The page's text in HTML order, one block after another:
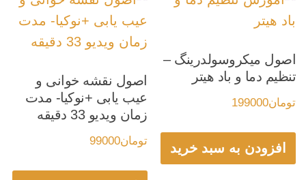
اصول میکروسولدرینگ –
تنظیم دما و باد هیتر
تومان199000
افزودن به سبد خرید
اصول نقشه خوانی و
عیب یابی +نوکیا- مدت
زمان ویدیو 33 دقیقه
تومان99000